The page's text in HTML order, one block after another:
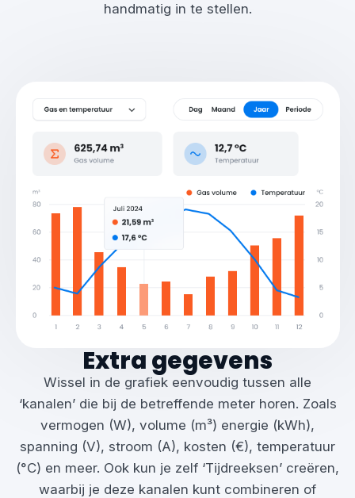
handmatig in te stellen.
Extra gegevens
Wissel in de grafiek eenvoudig tussen alle
‘kanalen’ die bij de betreffende meter horen. Zoals
vermogen (W), volume (m³) energie (kWh),
spanning (V), stroom (A), kosten (€), temperatuur
(°C) en meer. Ook kun je zelf ‘Tijdreeksen’ creëren,
waarbij je deze kanalen kunt combineren of